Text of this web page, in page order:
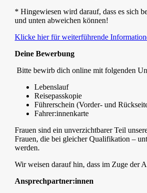
* Hingewiesen wird darauf, dass es sich
und unten abweichen können!
Klicke hier für weiterführende
Deine Bewerbung
Bitte bewirb dich online mit folgenden
Lebenslauf
Reisepasskopie
Führerschein (Vorder- und
Fahrer:innenkarte
Frauen sind ein unverzichtbarer Teil
Frauen, die bei gleicher Qualifikation –
werden.
Wir weisen darauf hin, dass im Zuge der
Ansprechpartner:innen